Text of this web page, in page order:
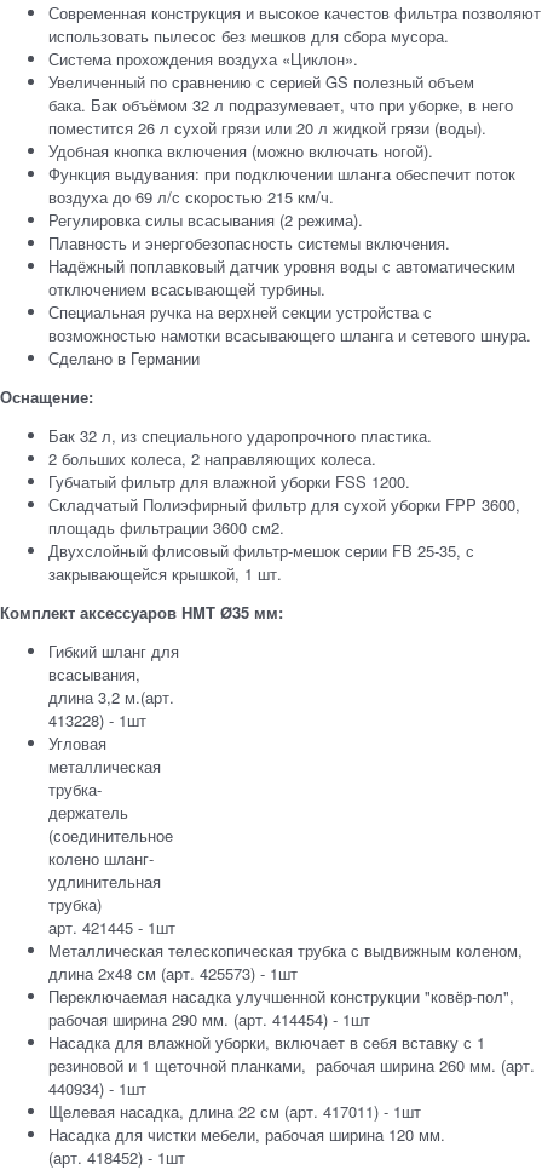
Современная конструкция и высокое качестов фильтра позволяют
использовать пылесос без мешков для сбора мусора.
Система прохождения воздуха «Циклон».
Увеличенный по сравнению с серией GS полезный объем
бака. Бак объёмом 32 л подразумевает, что при уборке, в него
поместится 26 л сухой грязи или 20 л жидкой грязи (воды).
Удобная кнопка включения (можно включать ногой).
Функция выдувания: при подключении шланга обеспечит поток
воздуха до 69 л/с скоростью 215 км/ч.
Регулировка силы всасывания (2 режима).
Плавность и энергобезопасность системы включения.
Надёжный поплавковый датчик уровня воды с автоматическим
отключением всасывающей турбины.
Специальная ручка на верхней секции устройства с
возможностью намотки всасывающего шланга и сетевого шнура.
Сделано в Германии
Оснащение:
Бак 32 л, из специального ударопрочного пластика.
2 больших колеса, 2 направляющих колеса.
Губчатый фильтр для влажной уборки FSS 1200.
Складчатый Полиэфирный фильтр для сухой уборки FPP 3600,
площадь фильтрации 3600 см2.
Двухслойный флисовый фильтр-мешок серии FB 25-35, с
закрывающейся крышкой, 1 шт.
Комплект аксессуаров HMT Ø35 мм:
Гибкий шланг для
всасывания,
длина 3,2 м.(арт.
413228) - 1шт
Угловая
металлическая
трубка-
держатель
(соединительное
колено шланг-
удлинительная
трубка)
арт. 421445 - 1шт
Металлическая телескопическая трубка с выдвижным коленом,
длина 2х48 см (арт. 425573) - 1шт
Переключаемая насадка улучшенной конструкции "ковёр-пол",
рабочая ширина 290 мм. (арт. 414454) - 1шт
Насадка для влажной уборки, включает в себя вставку с 1
резиновой и 1 щеточной планками, рабочая ширина 260 мм. (арт.
440934) - 1шт
Щелевая насадка, длина 22 см (арт. 417011) - 1шт
Насадка для чистки мебели, рабочая ширина 120 мм.
(арт. 418452) - 1шт